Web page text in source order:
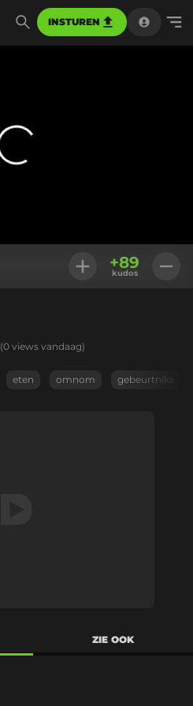
INSTUREN
+89
kudos
(0 views vandaag)
eten omnom gebeurtniks
ZIE OOK